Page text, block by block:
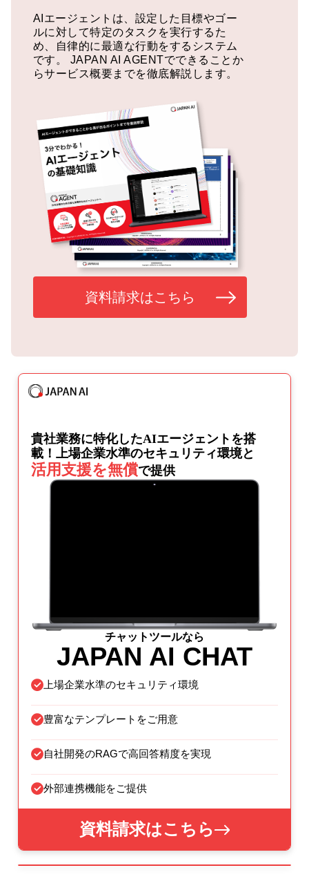
AIエージェントは、設定した目標やゴー
ルに対して特定のタスクを実行するた
め、自律的に最適な行動をするシステム
です。
JAPAN AI AGENTでできることか
らサービス概要までを徹底解説します。
資料請求はこちら
貴社業務に特化したAIエージェントを搭
載！
上場企業水準のセキュリティ環境と
活用支援を無償で提供
チャットツールなら
JAPAN AI CHAT
上場企業水準のセキュリティ環境
豊富なテンプレートをご用意
自社開発のRAGで高回答精度を実現
外部連携機能をご提供
資料請求はこちら